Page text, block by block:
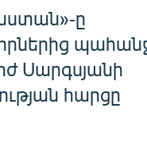
2026
ը
Սարգսյանի
հարցը